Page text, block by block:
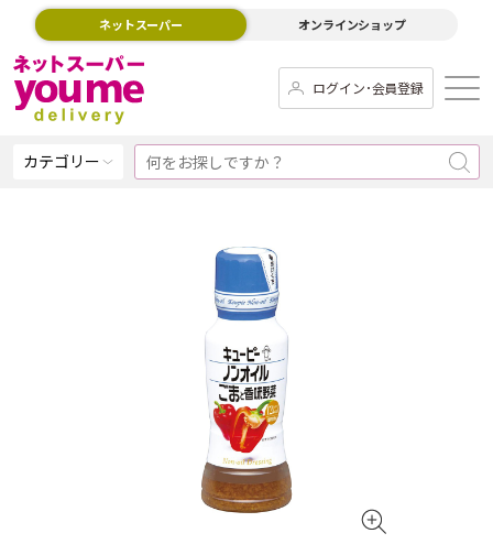
ネットスーパー オンラインショップ
ログイン･会員登録
カテゴリー